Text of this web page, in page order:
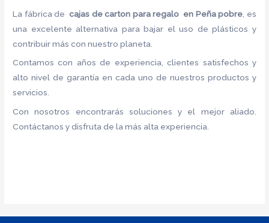
La fábrica decajas de carton para regalo en Peña pobre , es
una excelente alternativa para bajar el uso de plásticos y
contribuir más con nuestro planeta.
Contamos con años de experiencia, clientes satisfechos y
alto nivel de garantía en cada uno de nuestros productos y
servicios.
Con nosotros encontrarás soluciones y el mejor aliado.
Contáctanos y disfruta de la más alta experiencia.